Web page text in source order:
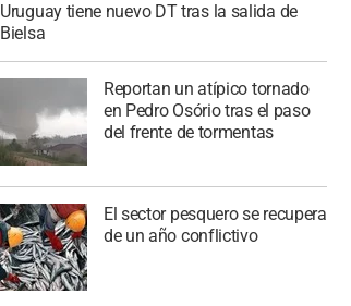
Uruguay tiene nuevo DT tras la salida de
Bielsa
Reportan un atípico tornado
en Pedro Osório tras el paso
del frente de tormentas
El sector pesquero se recupera
de un año conflictivo